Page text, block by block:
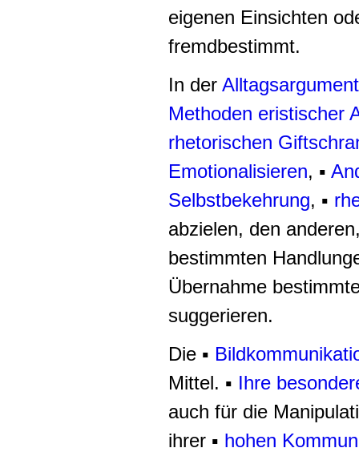
eigenen Einsichten
fremdbestimmt.
In der
Methoden eristischer
rhetorischen
Emotionalisieren, ▪
Selbstbekehrung, ▪
abzielen, den
bestimmten
Übernahme
suggerieren.
Die ▪
Mittel. ▪ Ihre
auch für die
ihrer ▪ hohen